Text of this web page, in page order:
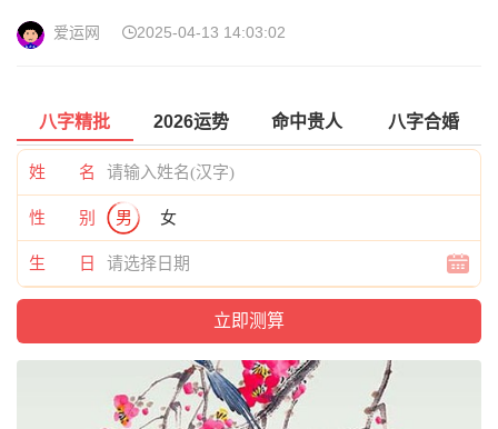
爱运网 2025-04-13 14:03:02
八字精批 2026运势 命中贵人 八字合婚
姓 名
性 别 男 女
生 日